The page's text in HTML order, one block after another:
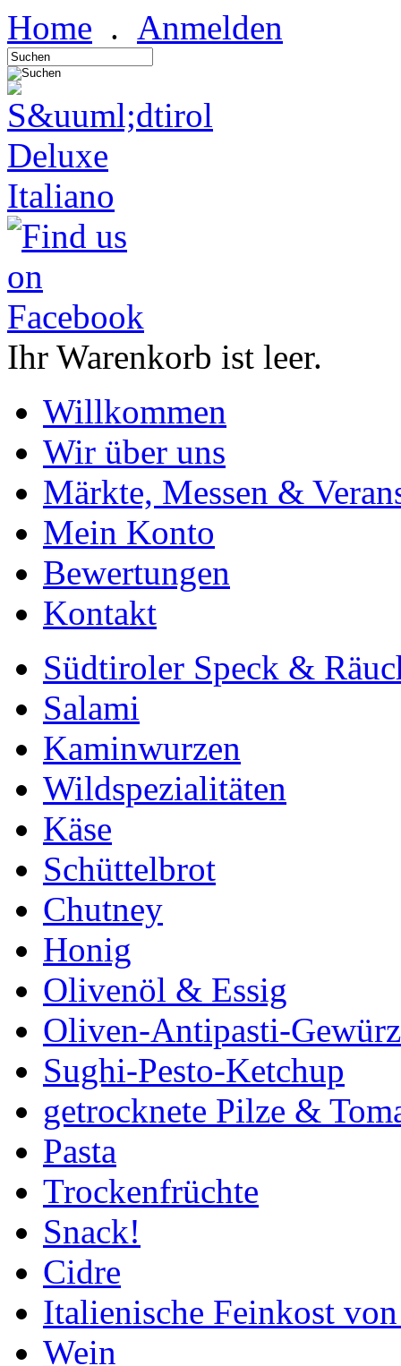
Home . Anmelden
Italiano
Ihr Warenkorb ist leer.
Willkommen
Wir über uns
Märkte, Messen &
Mein Konto
Bewertungen
Kontakt
Südtiroler Speck &
Salami
Kaminwurzen
Wildspezialitäten
Käse
Schüttelbrot
Chutney
Honig
Olivenöl & Essig
Oliven-Antipasti-
Sughi-Pesto-Ketchup
getrocknete Pilze &
Pasta
Trockenfrüchte
Snack!
Cidre
Italienische Feinkost
Wein